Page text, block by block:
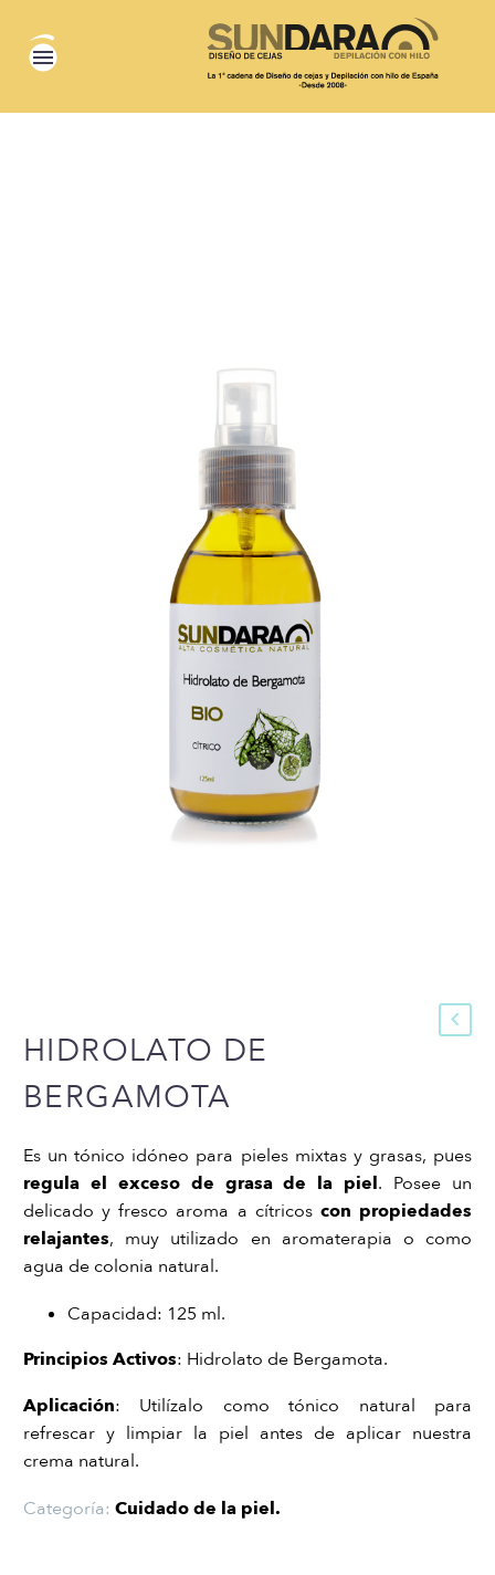
HIDROLATO DE
BERGAMOTA
Es un tónico idóneo para pieles mixtas y grasas, pues
regula el exceso de grasa de la piel. Posee un
delicado y fresco aroma a cítricos con propiedades
relajantes, muy utilizado en aromaterapia o como
agua de colonia natural.
Capacidad: 125 ml.
Principios Activos: Hidrolato de Bergamota.
Aplicación: Utilízalo como tónico natural para
refrescar y limpiar la piel antes de aplicar nuestra
crema natural.
Categoría: Cuidado de la piel.